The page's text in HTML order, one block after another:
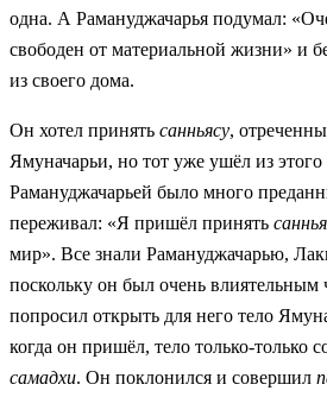
одна. А Рамануджачарья подумал:
свободен от материальной жизни» и
из своего дома.
Он хотел принять санньясу,
Ямуначарьи, но тот уже ушёл из
Рамануджачарьей было много
переживал: «Я пришёл принять
мир». Все знали Рамануджачарью,
поскольку он был очень влиятельным
попросил открыть для него тело
когда он пришёл, тело только-только
самадхи. Он поклонился и совершил